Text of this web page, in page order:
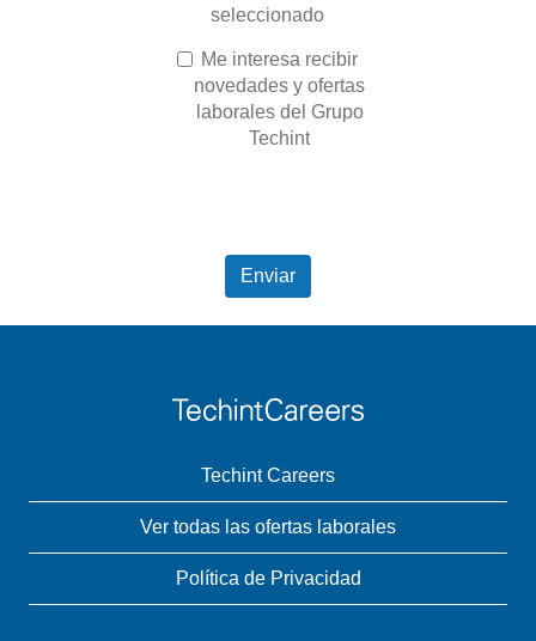
seleccionado
Me interesa recibir
novedades y ofertas
laborales del Grupo
Techint
Enviar
Techint Careers
Ver todas las ofertas laborales
Política de Privacidad